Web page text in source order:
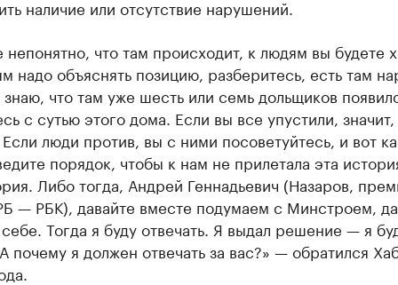
наличие или отсутствие нарушений.
что там происходит, к людям вы будете
надо объяснять позицию, разберитесь, есть там
что там уже шесть или семь дольщиков
с сутью этого дома. Если вы все упустили,
люди против, вы с ними посоветуйтесь, и вот
порядок, чтобы к нам не прилетала эта
Либо тогда, Андрей Геннадьевич (Назаров,
— РБК), давайте вместе подумаем с Минстроем,
Тогда я буду отвечать. Я выдал решение — я
почему я должен отвечать за вас?» — обратился